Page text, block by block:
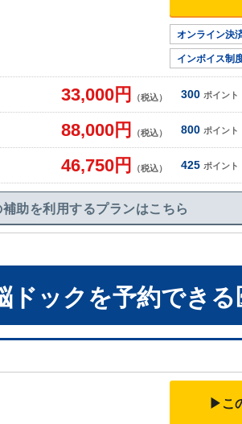
オンライン決
インボイス制
33,000円 （税込） 300 ポイント
88,000円 （税込） 800 ポイント
46,750円 （税込） 425 ポイント
助を利用するプランはこちら
ドック を予約できる
▶こ